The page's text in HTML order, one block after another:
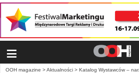
≡
OOH magazine >Aktualności > Katalog Wystawców –